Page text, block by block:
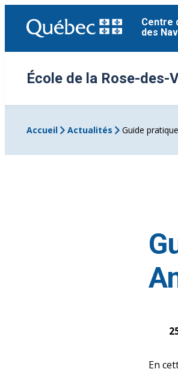
contenu
Centre
des
École de la Rose-des-
Accueil Actualités Guide
En